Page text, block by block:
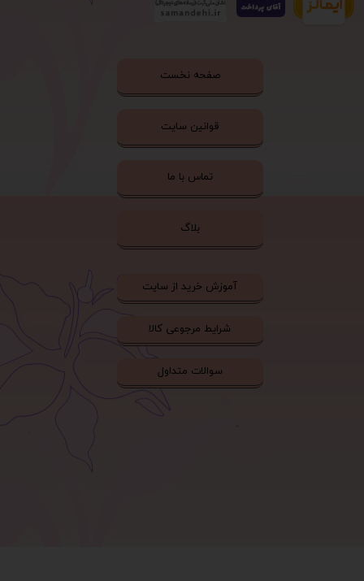
صفحه نخست
قوانین سایت
تماس با ما
بلاگ
آموزش خرید از سایت
شرایط مرجوعی کالا
سوالات متداول